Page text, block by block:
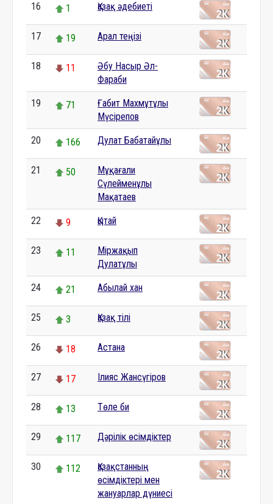
16 1 Қазақ әдебиеті
17 19 Арал теңізі
18 11
Әбу Насыр Әл-
Фараби
19 71
Ғабит Махмұтұлы
Мүсірепов
20 166 Дулат Бабатайұлы
21 50
Мұқағали
Сүлейменұлы
Мақатаев
22 9 Қытай
23 11
Міржақып
Дулатұлы
24 21 Абылай хан
25 3 Қазақ тілі
26 18 Астана
27 17 Ілияс Жансүгіров
28 13 Төле би
29 117 Дәрілік өсімдіктер
30 112
Қазақстанның
өсімдіктері мен
жануарлар дүниесі